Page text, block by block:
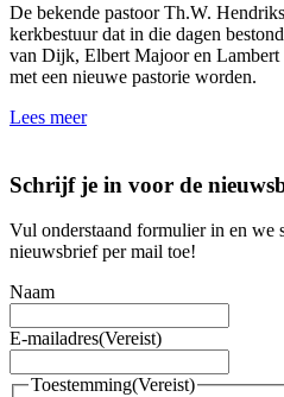
De bekende pastoor Th.W.
kerkbestuur dat in die dagen
van Dijk, Elbert Majoor en
met een nieuwe pastorie worden.
Lees meer
Schrijf je in voor de
Vul onderstaand formulier in en we
nieuwsbrief per mail toe!
Naam
E-mailadres(Vereist)
Toestemming(Vereist)